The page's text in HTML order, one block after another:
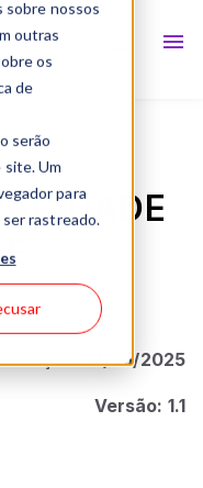
sobre nossos
outras
os
de
serão
Um
para
rastreado.
14/05/2025
Versão: 1.1